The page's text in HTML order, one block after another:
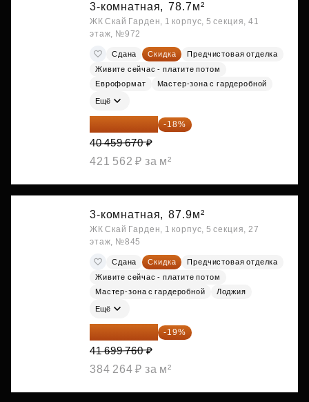
3-комнатная, 78.7м²
ЖК Скай Гарден, 1 корпус, 5 секция, 41
этаж, №972
Сдана Скидка
Предчистовая отделка
Живите сейчас - платите потом
Евроформат
Мастер-зона с гардеробной
Ещё
33 176 929 ₽ -18%
40 459 670 ₽
421 562 ₽ за м²
3-комнатная, 87.9м²
ЖК Скай Гарден, 1 корпус, 5 секция, 27
этаж, №845
Сдана Скидка
Предчистовая отделка
Живите сейчас - платите потом
Мастер-зона с гардеробной
Лоджия
Ещё
33 776 806 ₽ -19%
41 699 760 ₽
384 264 ₽ за м²